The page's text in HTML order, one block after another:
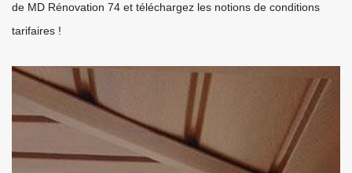
de MD Rénovation 74 et téléchargez les notions de conditions
tarifaires !